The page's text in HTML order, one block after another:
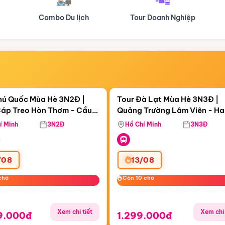
Tour Doanh Nghiệp Du lịch Hành Hương
01:53:52
Treo Hòn Thơm
Quốc Mùa Hè 3N2Đ |
Treo Hòn Thơm - Cầu
Viên Nước Aquatopia
Minh 3N2Đ
Xem chi tiết
Còn06 ngày 01:53:52
Tour Đà Lạt Mùa Hè 3N3Đ |
Quảng Trường Lâm Viên -
Hill - Puppy Farm
Hồ Chí Minh 3N3Đ
13/08
Còn 10 chỗ
Còn 10 chỗ
1.299.000đ Xem